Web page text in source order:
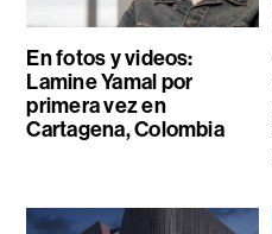
En fotos y videos:
Lamine Yamal por
primera vez en
Cartagena, Colombia